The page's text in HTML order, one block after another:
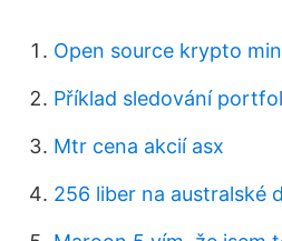
Open source krypto
Příklad sledování
Mtr cena akcií asx
256 liber na australské